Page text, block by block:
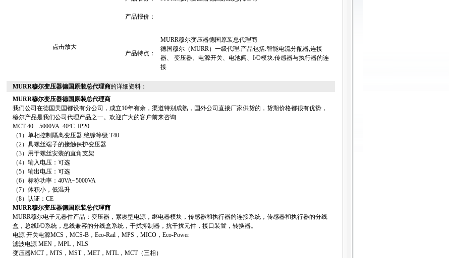
点击放大
产品报价：
产品特点：
MURR穆尔变压器德国原装总代理商
德国穆尔（MURR）一级代理.产品包括:智能电流分配器,连接
器、 变压器、电源开关、电池阀、I/O模块.传感器与执行器的连
接
MURR穆尔变压器德国原装总代理商的详细资料：
MURR穆尔变压器德国原装总代理商
我们公司在德国美国都设有分公司，成立10年有余，渠道特别成熟，国外公司直接厂家供货的，货期价格都很有优势，
穆尔产品是我们公司代理产品之一。欢迎广大的客户前来咨询
MCT 40…5000VA 40ºC IP20
（1）单相控制隔离变压器,绝缘等级 T40
（2）具螺丝端子的接触保护变压器
（3）用于螺丝安装的直角支架
（4）输入电压：可选
（5）输出电压：可选
（6）标称功率：40VA~5000VA
（7）体积小，低温升
（8）认证：CE
MURR穆尔变压器德国原装总代理商
MURR穆尔电子元器件产品：变压器，紧凑型电源，继电器模块，传感器和执行器的连接系统，传感器和执行器的分线
盒，总线I/O系统，总线兼容的分线盒系统，干扰抑制器，抗干扰元件，接口装置，转换器。
电源 开关电源MCS，MCS-B，Eco-Rail，MPS，MICO，Eco-Power
滤波电源 MEN，MPL，NLS
变压器MCT，MTS，MST，MET，MTL，MCT（三相）